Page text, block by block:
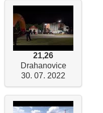
21,26
Drahanovice
30. 07. 2022